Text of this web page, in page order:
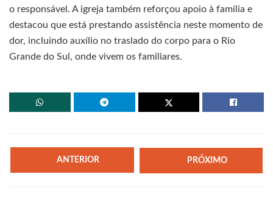
o responsável. A igreja também reforçou apoio à família e
destacou que está prestando assistência neste momento de
dor, incluindo auxílio no traslado do corpo para o Rio
Grande do Sul, onde vivem os familiares.
ANTERIOR PRÓXIMO